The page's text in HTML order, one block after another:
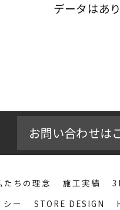
データはあ
お問い合わせは
たちの理念 施工実績
ー
STORE DESIGN